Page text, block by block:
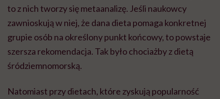
to z nich tworzy się metaanalizę. Jeśli naukowcy
zawnioskują w niej, że dana dieta pomaga konkretnej
grupie osób na określony punkt końcowy, to powstaje
szersza rekomendacja. Tak było chociażby z dietą
śródziemnomorską.
Natomiast przy dietach, które zyskują popularność